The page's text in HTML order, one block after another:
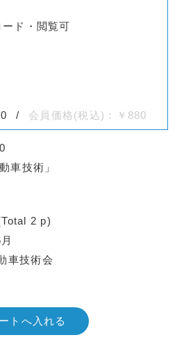
ド・閲覧可
会員価格(税込)：￥880
車技術」
2 p)
車技術会
トへ入れる